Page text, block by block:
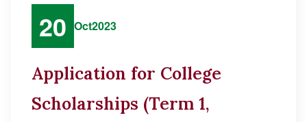
20 Oct2023
Application for College
Scholarships (Term 1,